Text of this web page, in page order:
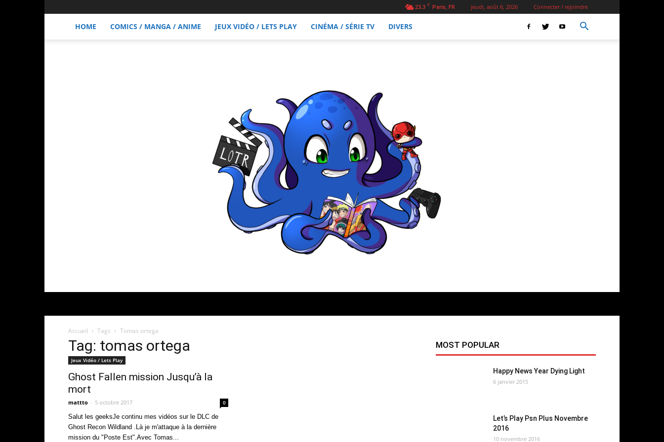
23.3 C Paris, FR jeudi, août 6, 2026 Connecter / rejoindre
HOME COMICS / MANGA / ANIME JEUX VIDÉO / LETS PLAY CINÉMA / SÉRIE TV DIVERS
Accueil Tags Tomas ortega
Tag: tomas ortega
Jeux Vidéo / Lets Play
Ghost Fallen mission Jusqu’à la
mort
mattto - 5 octobre 2017 0
Salut les geeksJe continu mes vidéos sur le DLC de
Ghost Recon Wildland .Là je m'attaque à la dernière
mission du "Poste Est".Avec Tomas...
MOST POPULAR
Happy News Year Dying Light
6 janvier 2015
Let’s Play Psn Plus Novembre
2016
10 novembre 2016